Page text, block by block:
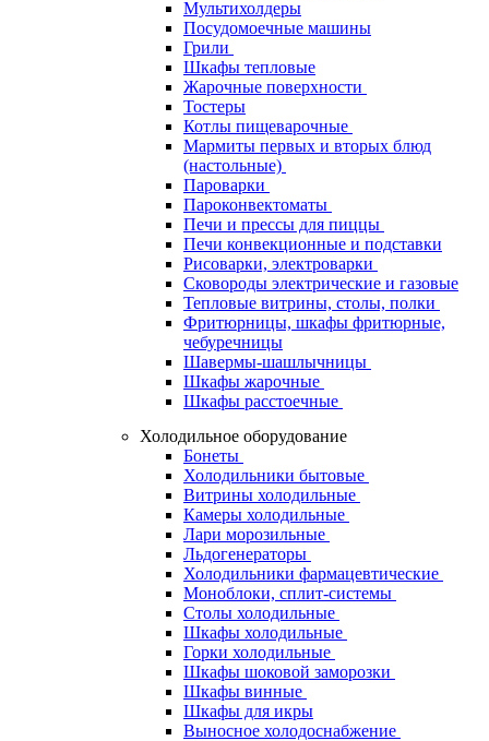
Мультихолдеры
Посудомоечные машины
Грили
Шкафы тепловые
Жарочные поверхности
Тостеры
Котлы пищеварочные
Мармиты первых и вторых блюд
(настольные)
Пароварки
Пароконвектоматы
Печи и прессы для пиццы
Печи конвекционные и подставки
Рисоварки, электроварки
Сковороды электрические и газовые
Тепловые витрины, столы, полки
Фритюрницы, шкафы фритюрные,
чебуречницы
Шавермы-шашлычницы
Шкафы жарочные
Шкафы расстоечные
Холодильное оборудование
Бонеты
Холодильники бытовые
Витрины холодильные
Камеры холодильные
Лари морозильные
Льдогенераторы
Холодильники фармацевтические
Моноблоки, сплит-системы
Столы холодильные
Шкафы холодильные
Горки холодильные
Шкафы шоковой заморозки
Шкафы винные
Шкафы для икры
Выносное холодоснабжение